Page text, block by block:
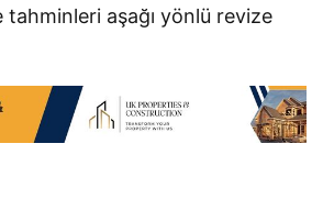
aşağı yönlü revize